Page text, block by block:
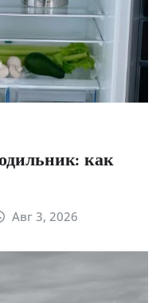
как
Авг 3, 2026